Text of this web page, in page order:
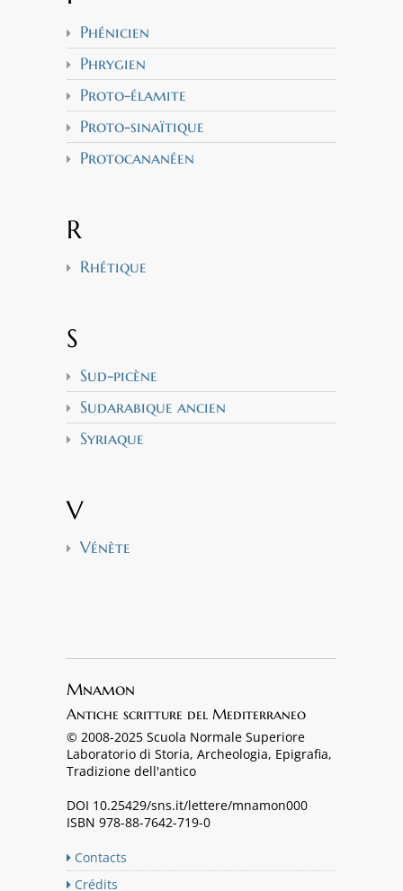
Phénicien
Phrygien
Proto-élamite
Proto-sinaïtique
Protocananéen
R
Rhétique
S
Sud-picène
Sudarabique ancien
Syriaque
V
Vénète
Mnamon
Antiche scritture del Mediterraneo
© 2008-2025 Scuola Normale Superiore
Laboratorio di Storia, Archeologia, Epigrafia,
Tradizione dell'antico
DOI 10.25429/sns.it/lettere/mnamon000
ISBN 978-88-7642-719-0
Contacts
Crédits